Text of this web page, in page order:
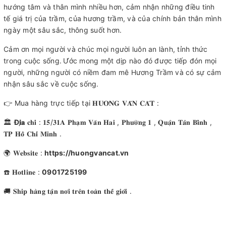
hướng tâm và thân mình nhiều hơn, cảm nhận những điều tinh
tế giá trị của trầm, của hương trầm, và của chính bản thân mình
ngày một sâu sắc, thông suốt hơn.
Cảm ơn mọi người và chúc mọi người luôn an lành, tỉnh thức
trong cuộc sống. Ước mong một dịp nào đó được tiếp đón mọi
người, những người có niềm đam mê Hương Trầm và có sự cảm
nhận sâu sắc về cuộc sống.
👉 Mua hàng trực tiếp tại 𝐇𝐔̛𝐎̛𝐍𝐆 𝐕𝐀̂𝐍 𝐂𝐀́𝐓 :
🏛Đ𝐢̣𝐚 𝐜𝐡𝐢̉ : 𝟏𝟓/𝟑𝟏𝐀 𝐏𝐡𝐚̣𝐦 𝐕𝐚̆𝐧 𝐇𝐚𝐢 , 𝐏𝐡𝐮̛𝐨̛̀𝐧𝐠 𝟏 , 𝐐𝐮𝐚̣̂𝐧 𝐓𝐚̂𝐧 𝐁𝐢̀𝐧𝐡 ,
𝐓𝐏 𝐇𝐨̂̀ 𝐂𝐡𝐢́ 𝐌𝐢𝐧𝐡 .
🌍 𝐖𝐞𝐛𝐬𝐢𝐭𝐞 : https://huongvancat.vn
☎️ 𝐇𝐨𝐭𝐥𝐢𝐧𝐞 : 0901725199
🚚 𝐒𝐡𝐢𝐩 𝐡𝐚̀𝐧𝐠 𝐭𝐚̣̂𝐧 𝐧𝐨̛𝐢 𝐭𝐫𝐞̂𝐧 𝐭𝐨𝐚̀𝐧 𝐭𝐡𝐞̂́ 𝐠𝐢𝐨̛́𝐢 .